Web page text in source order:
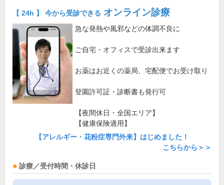
【 24h 】 今から受診できる オンライン診療
急な発熱や風邪などの体調不良に
ご自宅・オフィスで受診出来ます
お薬はお近くの薬局、宅配便でお受け取り
登園許可証・診断書も発行可
【夜間休日・全国エリア】
【健康保険適用】
【アレルギー・花粉症専門外来】はじめました！
こちらから＞＞
診療／受付時間・休診日